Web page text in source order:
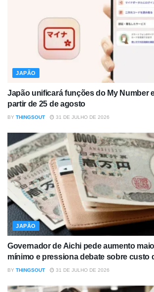
JAPÃO
Japão unificará funções do My Number
partir de 25 de agosto
BY THINGSOUT 31 DE JULHO DE 2026
JAPÃO
Governador de Aichi pede aumento
mínimo e pressiona debate sobre custo
BY THINGSOUT 31 DE JULHO DE 2026